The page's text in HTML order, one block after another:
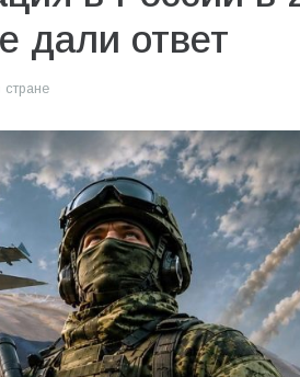
дали ответ
стране